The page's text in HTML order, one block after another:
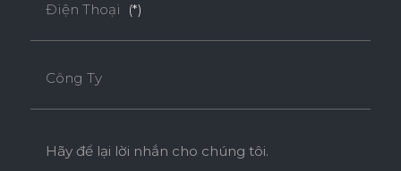
Điện Thoại (*)
Công Ty
Hãy để lại lời nhắn cho chúng tôi.